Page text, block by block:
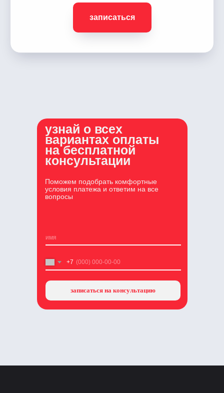
записаться
узнай о всех
вариантах оплаты
на бесплатной
консультации
Поможем подобрать комфортные
условия платежа и ответим на все
вопросы
+7
записаться на консультацию